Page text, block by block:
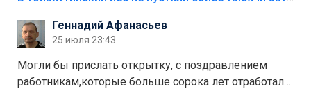
Штрафы мизерные.
Геннадий Афанасьев
25 июля 23:43
Могли бы прислать открытку, с поздравлением
работникам,которые больше сорока лет отработали